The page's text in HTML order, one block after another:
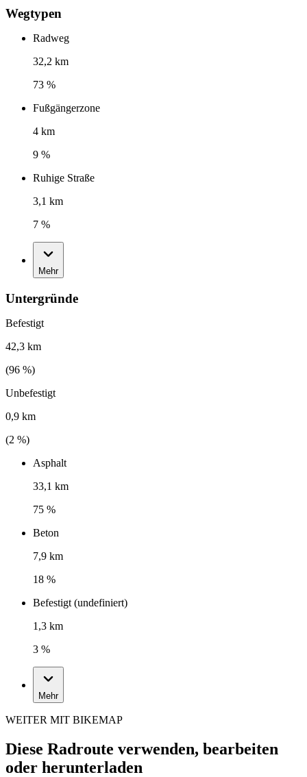
Wegtypen
Radweg
32,2 km
73 %
Fußgängerzone
4 km
9 %
Ruhige Straße
3,1 km
7 %
Mehr
Untergründe
Befestigt
42,3 km
(96 %)
Unbefestigt
0,9 km
(2 %)
Asphalt
33,1 km
75 %
Beton
7,9 km
18 %
Befestigt (undefiniert)
1,3 km
3 %
Mehr
WEITER MIT BIKEMAP
Diese Radroute verwenden, bearbeiten
oder herunterladen